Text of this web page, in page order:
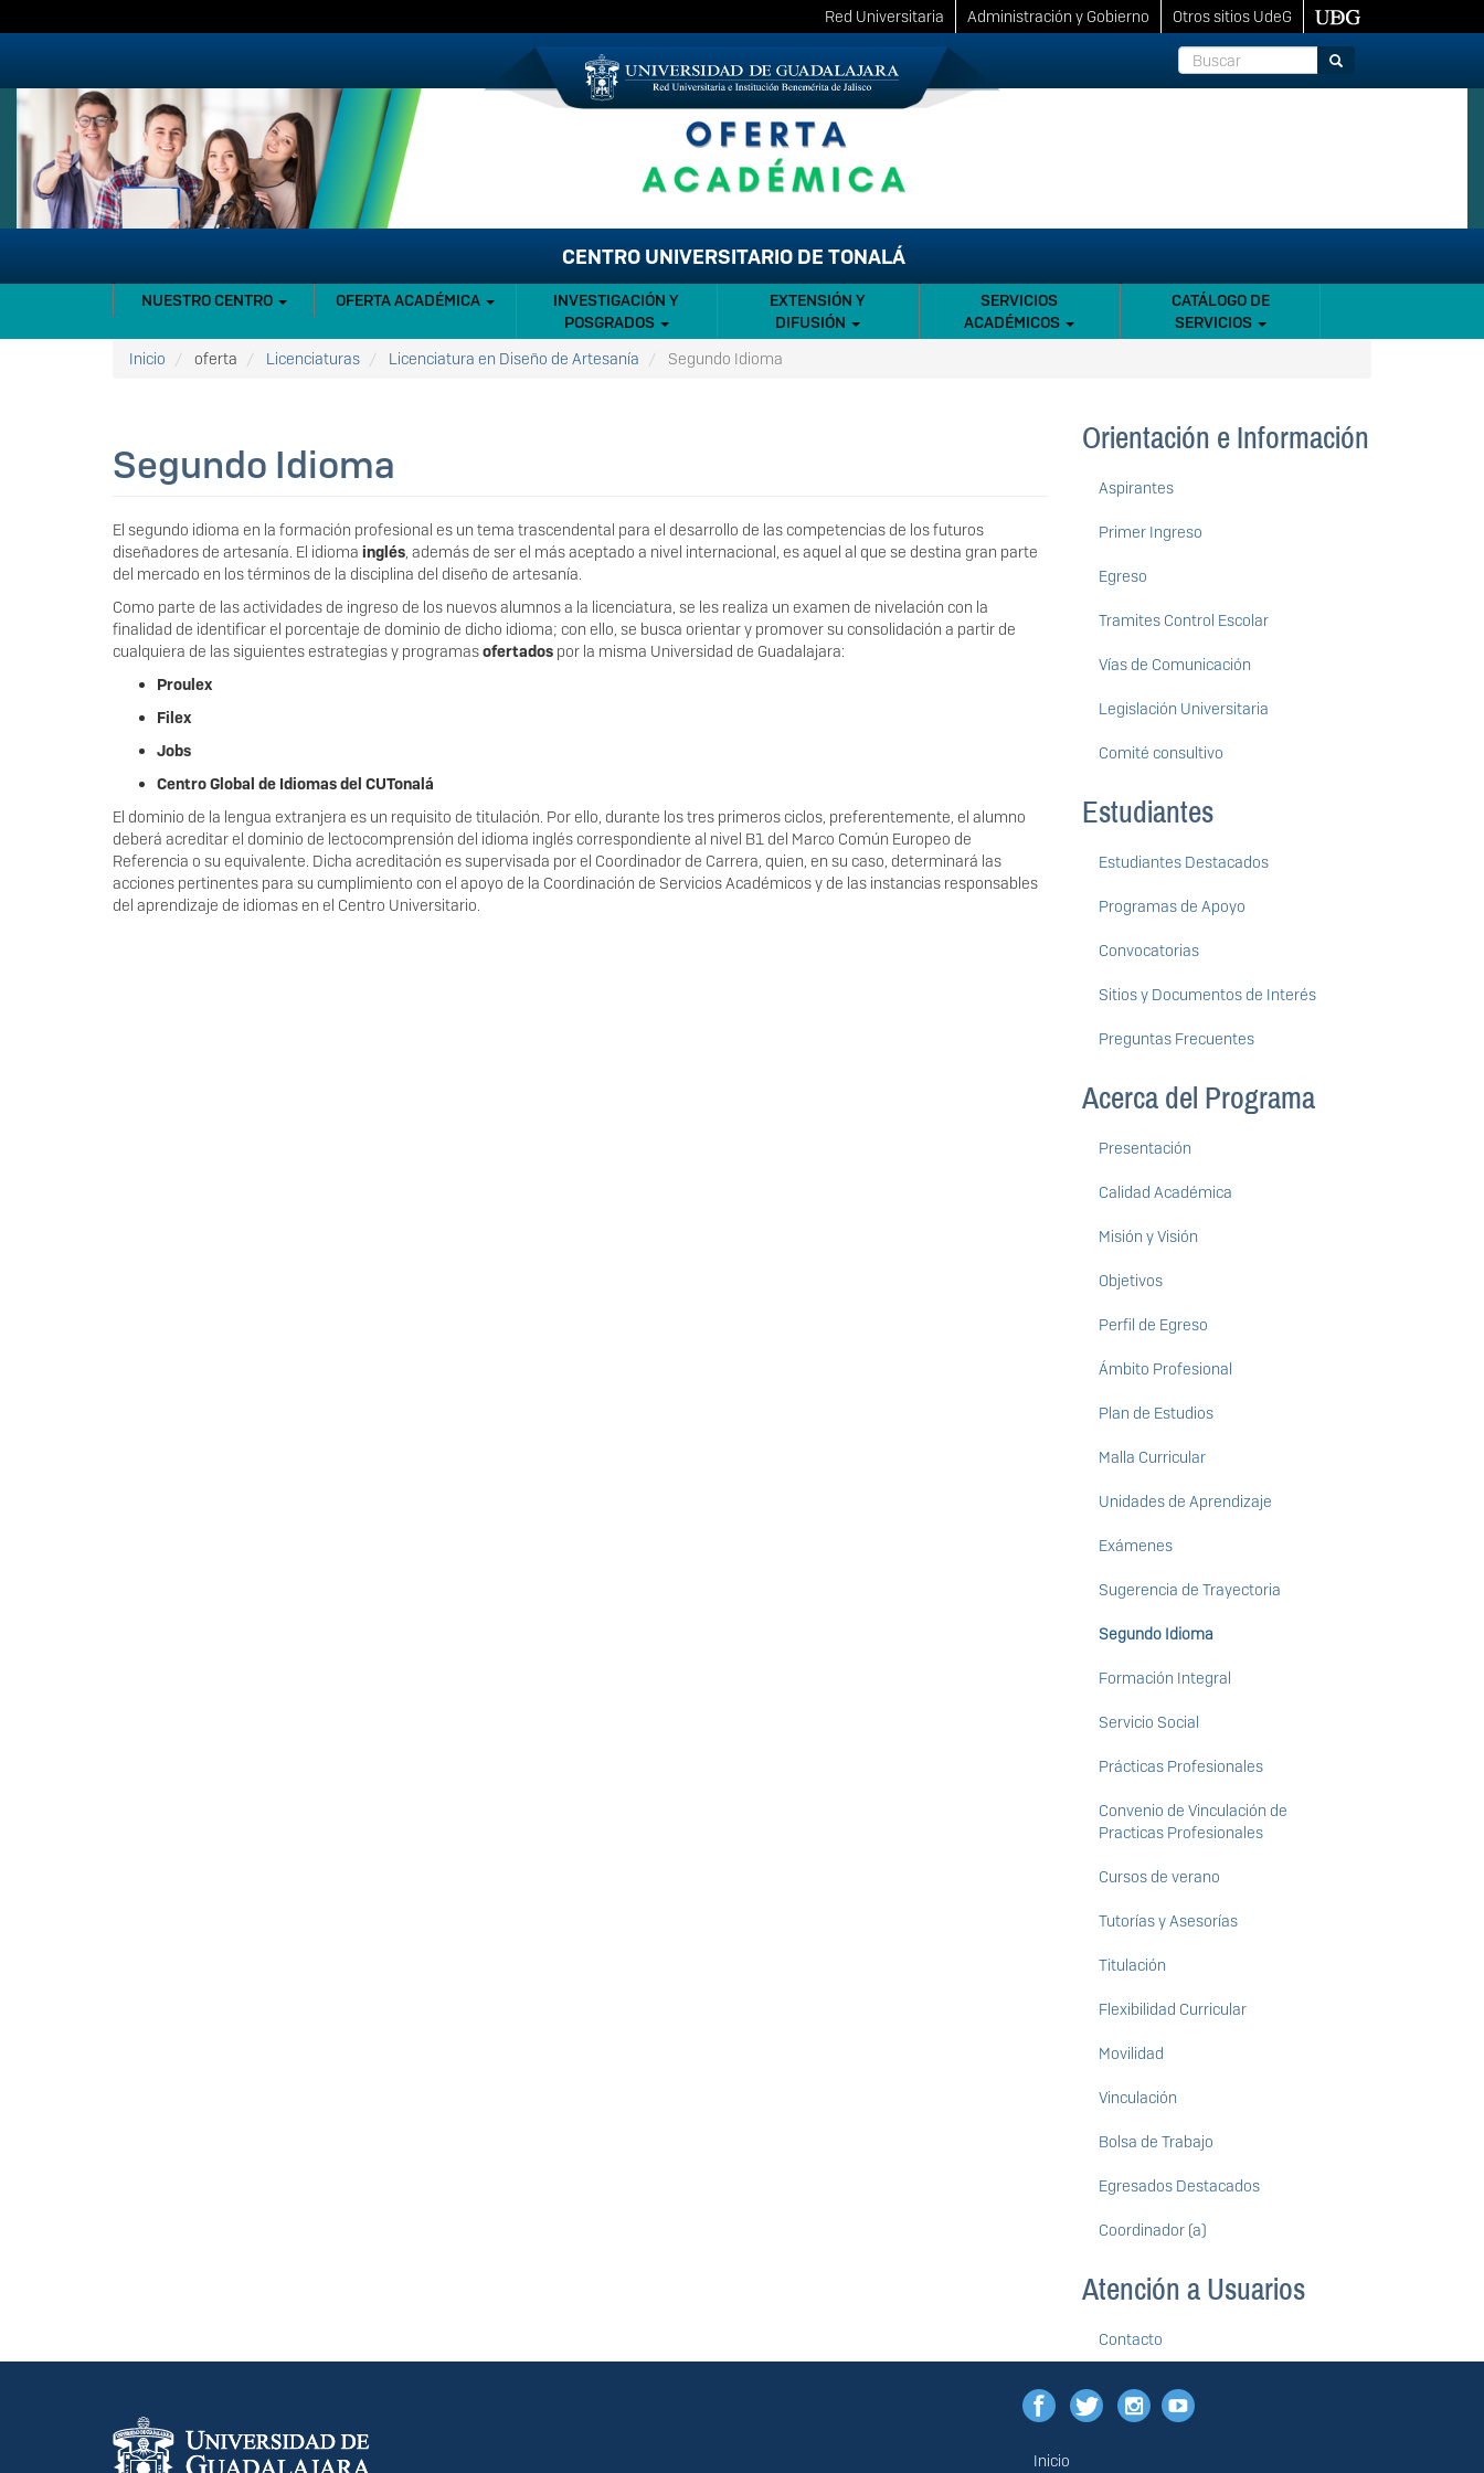
al
Red Universitaria Administración y Gobierno
Otros sitios UdeG
Buscar
Buscar
CENTRO UNIVERSITARIO DE TONALÁ
NAVEGACIÓN
PRINCIPAL
NUESTRO CENTRO OFERTA ACADÉMICA
INVESTIGACIÓN Y
POSGRADOS
EXTENSIÓN Y
DIFUSIÓN
SERVICIOS
ACADÉMICOS
CATÁLOGO DE
SERVICIOS
Inicio
oferta Licenciaturas Licenciatura en Diseño de Artesanía Segundo Idioma
Segundo Idioma
El segundo idioma en la formación profesional es un tema trascendental para el desarrollo de las competencias de los futuros
diseñadores de artesanía. El idioma inglés, además de ser el más aceptado a nivel internacional, es aquel al que se destina gran parte
del mercado en los términos de la disciplina del diseño de artesanía.
Como parte de las actividades de ingreso de los nuevos alumnos a la licenciatura, se les realiza un examen de nivelación con la
finalidad de identificar el porcentaje de dominio de dicho idioma; con ello, se busca orientar y promover su consolidación a partir de
cualquiera de las siguientes estrategias y programasofertados por la misma Universidad de Guadalajara:
Proulex
Filex
Jobs
Centro Global de Idiomas del CUTonalá
El dominio de la lengua extranjera es un requisito de titulación. Por ello, durante los tres primeros ciclos, preferentemente, el alumno
deberá acreditar el dominio de lectocomprensión del idioma inglés correspondiente al nivel B1 del Marco Común Europeo de
Referencia o su equivalente. Dicha acreditación es supervisada por el Coordinador de Carrera, quien, en su caso, determinará las
acciones pertinentes para su cumplimiento con el apoyo de la Coordinación de Servicios Académicos y de las instancias responsables
del aprendizaje de idiomas en el Centro Universitario.
Orientación e Información
Aspirantes
Primer Ingreso
Egreso
Tramites Control Escolar
Vías de Comunicación
Legislación Universitaria
Comité consultivo
Estudiantes
Estudiantes Destacados
Programas de Apoyo
Convocatorias
Sitios y Documentos de Interés
Preguntas Frecuentes
Acerca del Programa
Presentación
Calidad Académica
Misión y Visión
Objetivos
Perfil de Egreso
Ámbito Profesional
Plan de Estudios
Malla Curricular
Unidades de Aprendizaje
Exámenes
Sugerencia de Trayectoria
Segundo Idioma
Formación Integral
Servicio Social
Prácticas Profesionales
Convenio de Vinculación de
Practicas Profesionales
Cursos de verano
Tutorías y Asesorías
Titulación
Flexibilidad Curricular
Movilidad
Vinculación
Bolsa de Trabajo
Egresados Destacados
Coordinador (a)
Atención a Usuarios
Contacto
Información del portal
Inicio